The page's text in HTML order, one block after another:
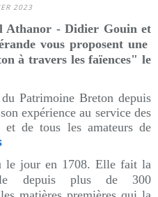
2023
Athanor - Didier Gouin et
vous proposent une
à travers les faïences" le
Patrimoine Breton depuis
expérience au service des
et de tous les amateurs de
le jour en 1708. Elle fait la
depuis plus de 300